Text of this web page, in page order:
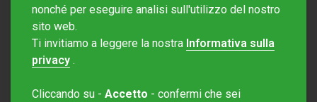
Editore Rotostampa SA
nonché per eseguire analisi sull'utilizzo del nostro
sito web.
Ti invitiamo a leggere la nostra Informativa sulla
privacy .
Cliccando su - Accetto - confermi che sei